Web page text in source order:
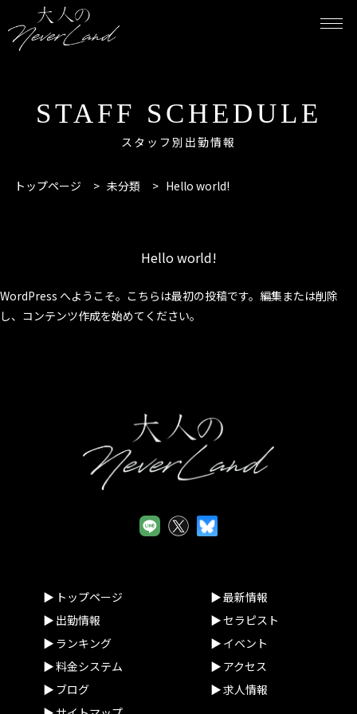
スタッフ別出勤情報
STAFF SCHEDULE
トップページ > 未分類 > Hello world!
Hello world!
WordPress へようこそ。こちらは最初の投稿です。編集または削除
し、コンテンツ作成を始めてください。
トップページ
最新情報
出勤情報
セラピスト
ランキング
イベント
料金システム
アクセス
ブログ
求人情報